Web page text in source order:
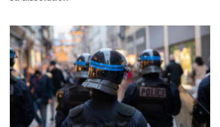
sa
dissolution
Identification
individuelle
des
policiers
et
gendarmes